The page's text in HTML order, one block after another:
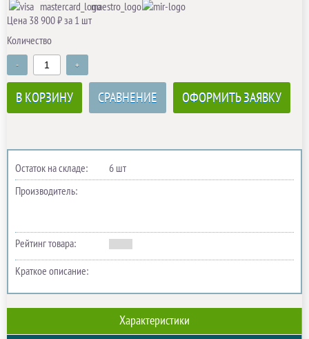
Цена 38 900 ₽ за 1 шт
Количество
- +
В КОРЗИНУ СРАВНЕНИЕ ОФОРМИТЬ ЗАЯВКУ
Остаток на складе:
6 шт
Производитель:
Рейтинг товара:
Краткое описание:
Характеристики